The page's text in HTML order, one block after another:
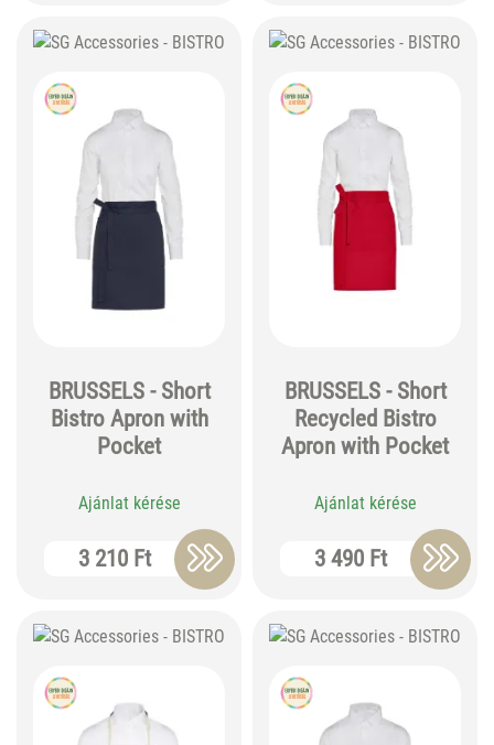
BRUSSELS - Short
Bistro Apron with
Pocket
Ajánlat kérése
3 210 Ft
BRUSSELS - Short
Recycled Bistro
Apron with Pocket
Ajánlat kérése
3 490 Ft